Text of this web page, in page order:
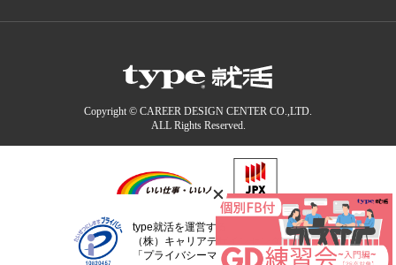
Copyright © CAREER DESIGN CENTER CO.,LTD.
ALL Rights Reserved.
type就活を運営する
（株）キャリアデザインセンターは
「プライバシーマーク」認定事業者です